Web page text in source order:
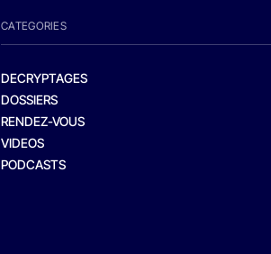
CATEGORIES
DECRYPTAGES
DOSSIERS
RENDEZ-VOUS
VIDEOS
PODCASTS